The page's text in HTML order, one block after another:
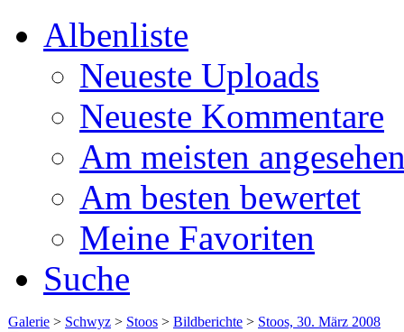
Albenliste
Neueste Uploads
Neueste Kommentare
Am meisten
Am besten bewertet
Meine Favoriten
Suche
Galerie > Schwyz > Stoos > Bildberichte > Stoos, 30. März 2008